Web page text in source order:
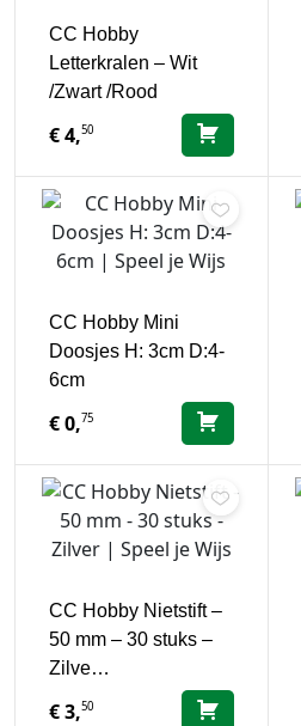
CC Hobby
Letterkralen – Wit
/Zwart /Rood
€4,50
CC Hobby Mini
Doosjes H: 3cm D:4-
6cm
€0,75
CC Hobby Nietstift –
50 mm – 30 stuks –
Zilve…
€3,50